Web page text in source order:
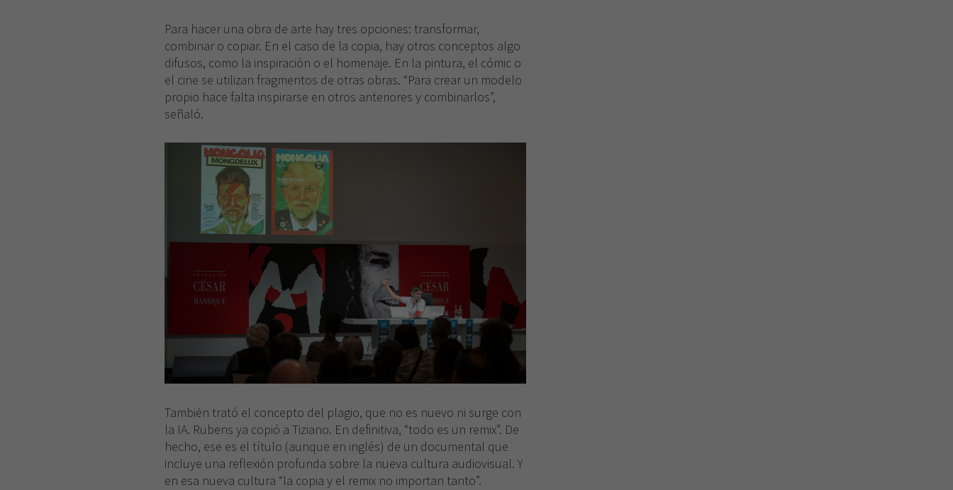
Para hacer una obra de arte hay tres opciones: transformar,
combinar o copiar. En el caso de la copia, hay otros conceptos algo
difusos, como la inspiración o el homenaje. En la pintura, el cómic o
el cine se utilizan fragmentos de otras obras. “Para crear un modelo
propio hace falta inspirarse en otros anteriores y combinarlos”,
señaló.
También trató el concepto del plagio, que no es nuevo ni surge con
la IA. Rubens ya copió a Tiziano. En definitiva, “todo es un remix”. De
hecho, ese es el título (aunque en inglés) de un documental que
incluye una reflexión profunda sobre la nueva cultura audiovisual. Y
en esa nueva cultura “la copia y el remix no importan tanto”.